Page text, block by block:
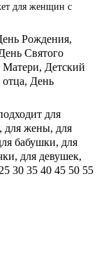
для женщин с
Рождения,
Святого
Матери, Детский
День
для
для жены, для
бабушки, для
для девушек,
25 30 35 40 45 50 55